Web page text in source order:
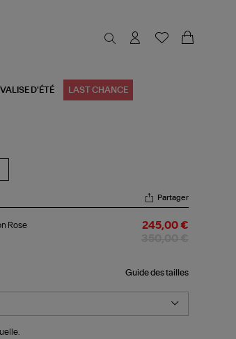
VALISE D'ÉTÉ LAST CHANCE
Partager
Rose 245,00 €
Guide des tailles